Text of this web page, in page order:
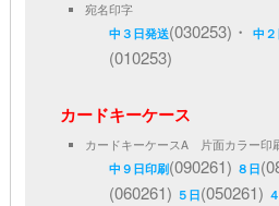
宛名印字
中３日発送(030253)・中
(010253)
カードキーケース
カードキーケースA 片面カラー
中９日印刷(090261) ８日
(060261) ５日(050261)